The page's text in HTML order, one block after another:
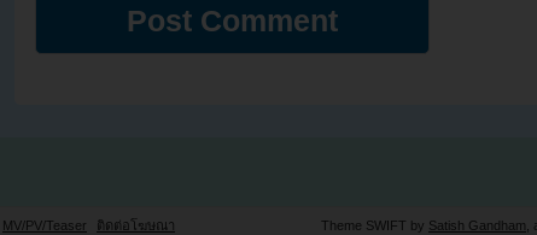
MV/PV/Teaser ติดต่อโฆษณา Theme SWIFT by Satish Gandham,